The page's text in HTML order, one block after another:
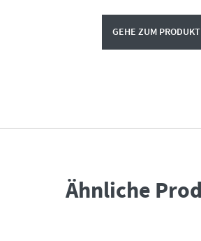
GEHE ZUM PRODUKT
Ähnliche